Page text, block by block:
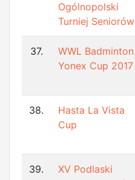
Ogólnopolski
Turniej Seniorów
37.
WWL Badminton
Yonex Cup 2017
38.
Hasta La Vista
Cup
39.
XV Podlaski